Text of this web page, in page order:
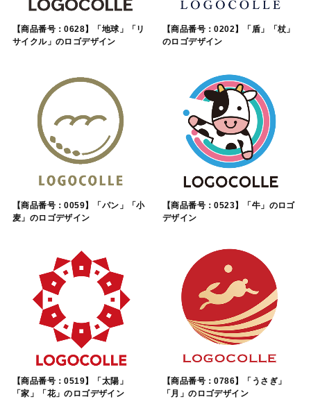
【商品番号：0628】「地球」「リ
サイクル」のロゴデザイン
【商品番号：0202】「盾」「杖」
のロゴデザイン
【商品番号：0059】「パン」「小
麦」のロゴデザイン
【商品番号：0523】「牛」のロゴ
デザイン
【商品番号：0519】「太陽」
「家」「花」のロゴデザイン
【商品番号：0786】「うさぎ」
「月」のロゴデザイン